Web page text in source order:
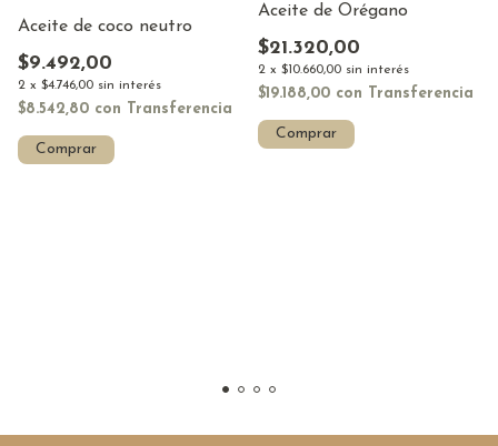
Aceite de coco neutro
$9.492,00
2 x $4.746,00 sin interés
$8.542,80 con Transferencia
Comprar
Aceite de Orégano
$21.320,00
2 x $10.660,00 sin interés
$19.188,00 con Transferencia
Comprar